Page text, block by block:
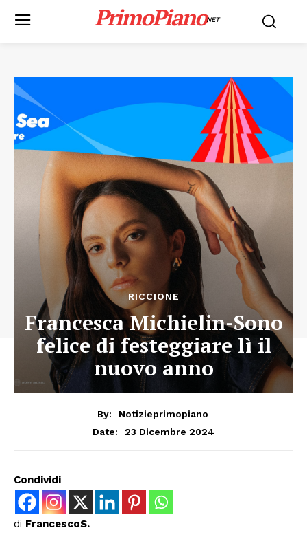
PrimoPianoNET
RICCIONE
Francesca Michielin-Sono
felice di festeggiare lì il
nuovo anno
By:
Notizieprimopiano
Date:
23 Dicembre 2024
Condividi
di FrancescoS.